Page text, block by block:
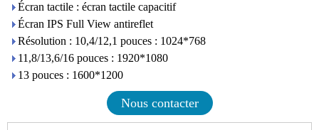
Écran tactile : écran tactile capacitif
Écran IPS Full View antireflet
Résolution : 10,4/12,1 pouces : 1024*768
11,8/13,6/16 pouces : 1920*1080
13 pouces : 1600*1200
Nous contacter